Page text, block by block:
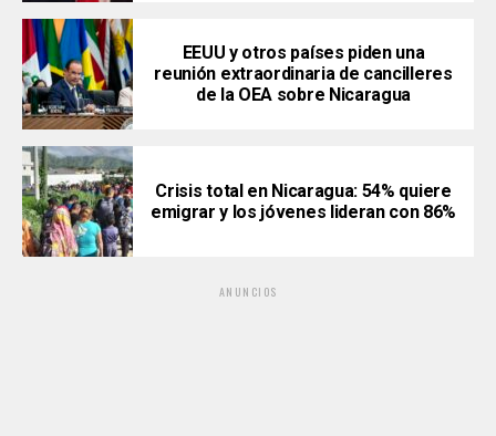
EEUU y otros países piden una
reunión extraordinaria de cancilleres
de la OEA sobre Nicaragua
Crisis total en Nicaragua: 54% quiere
emigrar y los jóvenes lideran con 86%
ANUNCIOS